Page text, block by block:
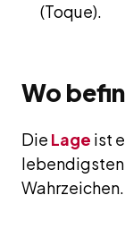
(Toque).
Wo
Die Lage ist
lebendigsten
Wahrzeichen.